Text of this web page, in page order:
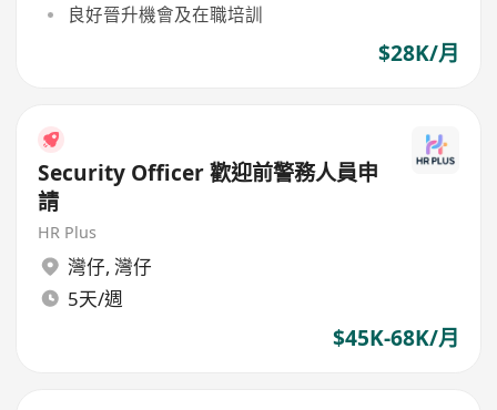
良好晉升機會及在職培訓
$28K/月
Security Officer 歡迎前警務人員申
請
HR Plus
灣仔, 灣仔
5天/週
$45K-68K/月